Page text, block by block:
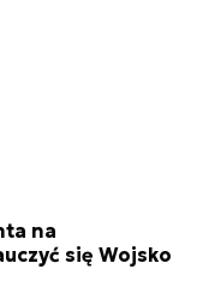
na
się Wojsko